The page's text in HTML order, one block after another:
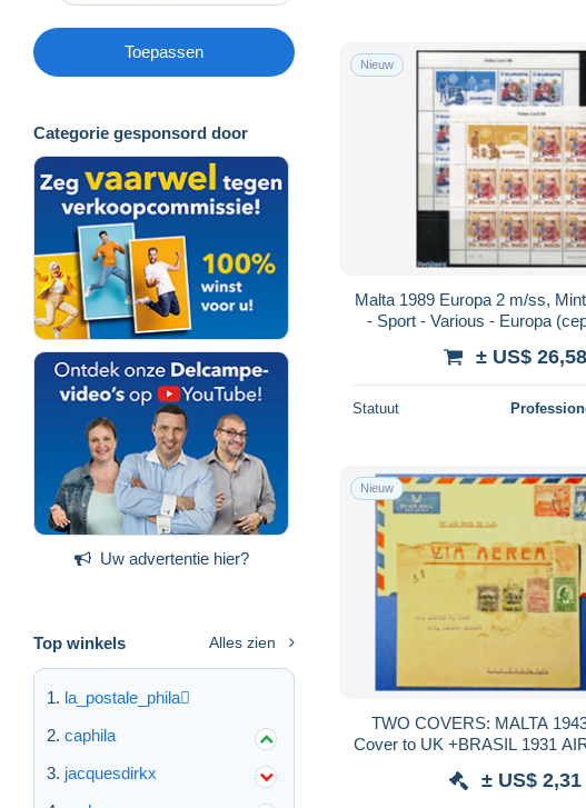
Toepassen
Categorie gesponsord door
Uw advertentie hier?
Top winkels Alles zien
la_postale_phila
caphila
jacquesdirkx
Nieuw
Malta 1989 Europa 2 m/ss,
- Sport - Various - Europa
± US$ 26,58
Statuut
Nieuw
TWO COVERS: MALTA
Cover to UK +BRASIL 1931
± US$ 2,31